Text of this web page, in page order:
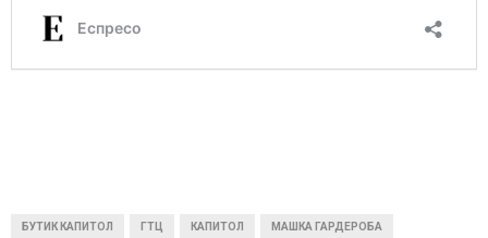
БУТИК КАПИТОЛ ГТЦ КАПИТОЛ МАШКА ГАРДЕРОБА